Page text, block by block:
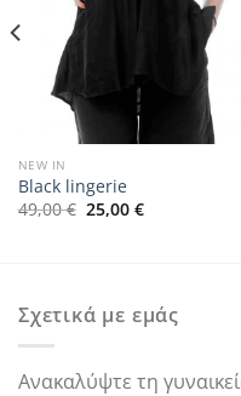
NEW IN
Black lingerie
49,00€ Original
price
25,00 €Η
τρέχουσα
Σχετικά με εμάς
Ανακαλύψτε τη